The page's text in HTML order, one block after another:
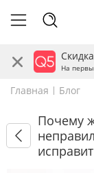
На
Главная Блог
Почему